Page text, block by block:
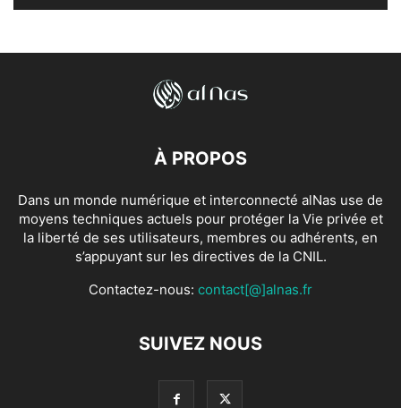
À PROPOS
Dans un monde numérique et interconnecté alNas use de
moyens techniques actuels pour protéger la Vie privée et
la liberté de ses utilisateurs, membres ou adhérents, en
s’appuyant sur les directives de la CNIL.
Contactez-nous: contact[@]alnas.fr
SUIVEZ NOUS